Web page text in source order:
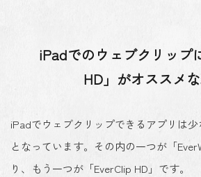
iPadでのウェブクリップ
HD」がオススメ
iPadでウェブクリップできるアプリは
となっています。その内の一つが「
り、もう一つが「EverClip HD」です。